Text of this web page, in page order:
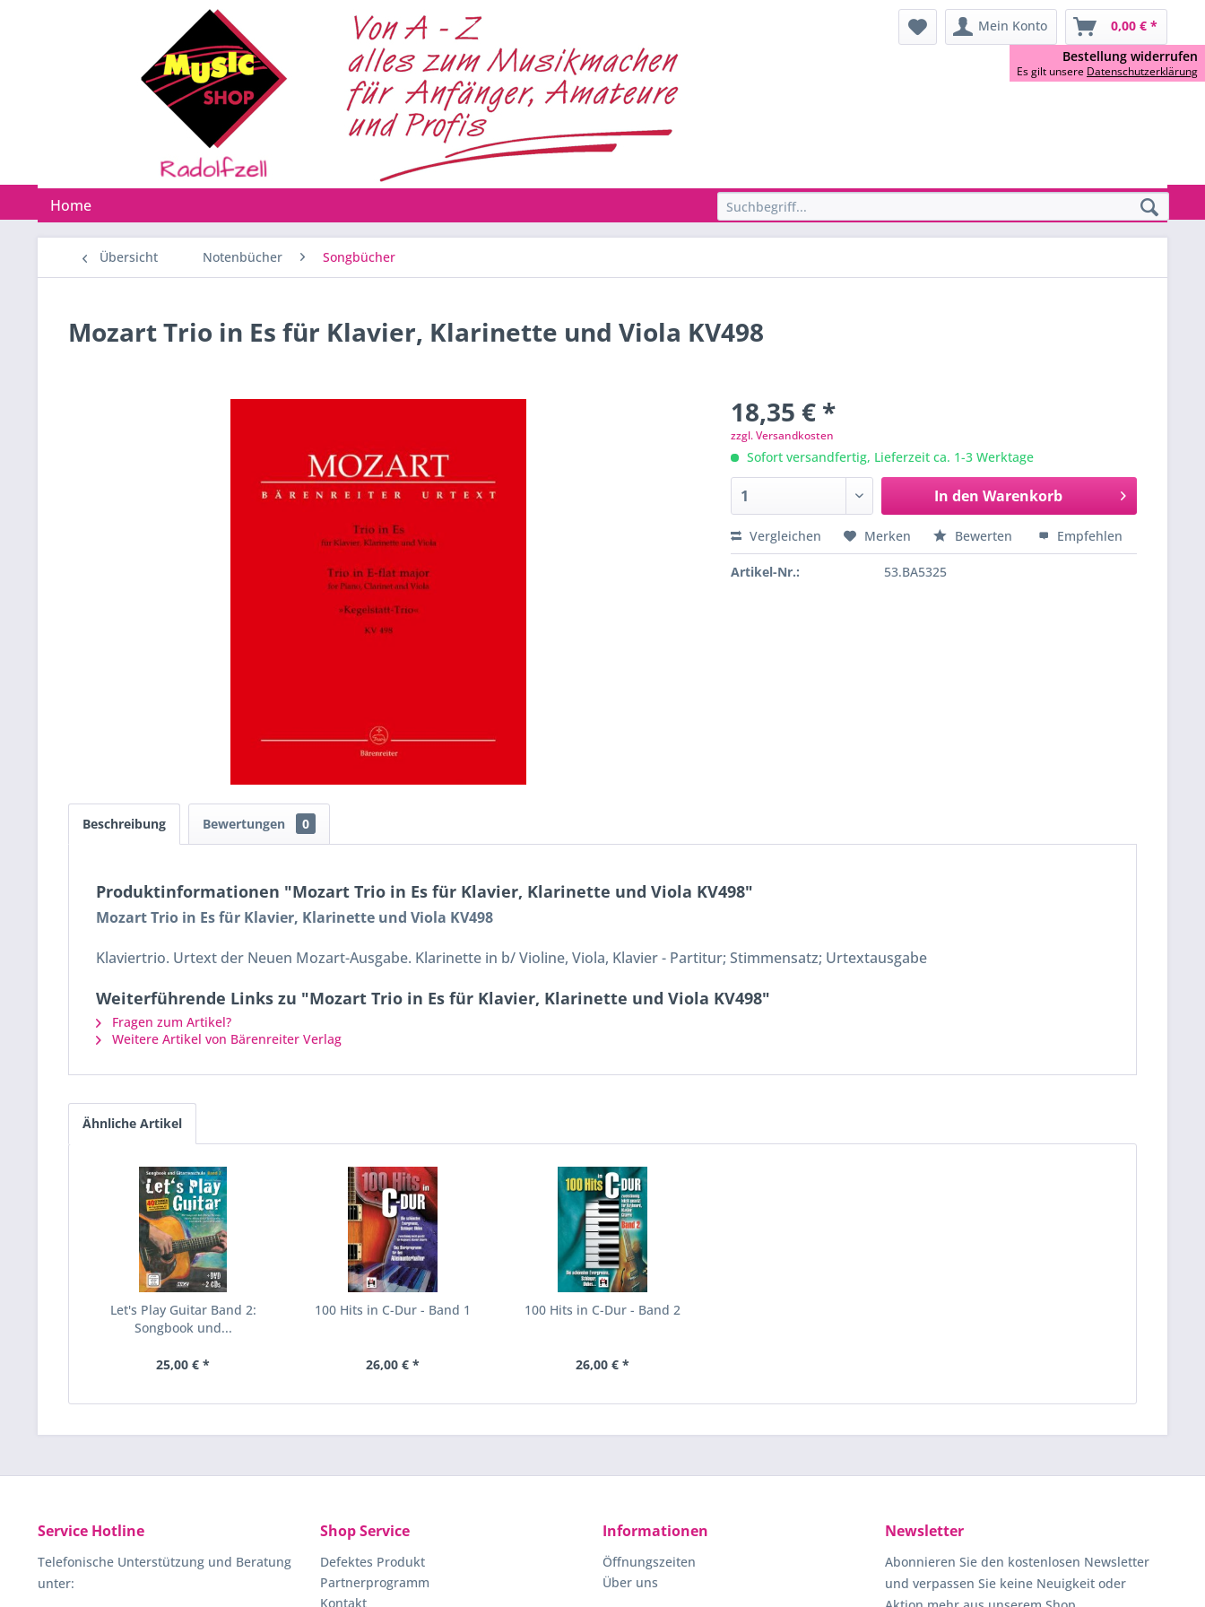
Mein Konto 0,00 € *
Home
Übersicht Notenbücher Songbücher
Mozart Trio in Es für Klavier, Klarinette und Viola KV498
18,35 € *
zzgl. Versandkosten
Sofort versandfertig, Lieferzeit ca. 1-3 Werktage
In den Warenkorb
Vergleichen Merken Bewerten Empfehlen
Artikel-Nr.: 53.BA5325
Beschreibung Bewertungen 0
Produktinformationen "Mozart Trio in Es für Klavier, Klarinette und Viola KV498"
Mozart Trio in Es für Klavier, Klarinette und Viola KV498
Klaviertrio. Urtext der Neuen Mozart-Ausgabe. Klarinette in b/ Violine, Viola, Klavier - Partitur; Stimmensatz; Urtextausgabe
Weiterführende Links zu "Mozart Trio in Es für Klavier, Klarinette und Viola KV498"
Fragen zum Artikel?
Weitere Artikel von Bärenreiter Verlag
Ähnliche Artikel
Let's Play Guitar Band 2:
Songbook und...
25,00 € *
100 Hits in C-Dur - Band 1
26,00 € *
100 Hits in C-Dur - Band 2
26,00 € *
Service Hotline
Telefonische Unterstützung und Beratung
unter:
Shop Service
Defektes Produkt
Partnerprogramm
Kontakt
Informationen
Öffnungszeiten
Über uns
Newsletter
Abonnieren Sie den kostenlosen Newsletter
und verpassen Sie keine Neuigkeit oder
Bestellung widerrufen
Es gilt unsere Datenschutzerklärung